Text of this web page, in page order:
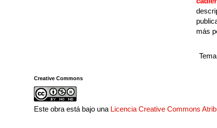
más
Creative Commons
Este obra está bajo una Licencia Creative Commons